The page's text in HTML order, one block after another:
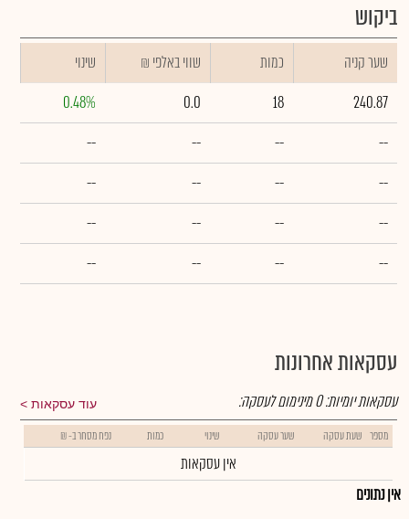
ביקוש
שער קניה כמות ₪ שווי באלפי
שינוי
240.87
18
0.0
0.48%
--
--
--
--
--
--
--
--
--
--
--
--
--
--
--
--
עסקאות אחרונות
עוד עסקאות עסקאות יומיות:0מינימום לעסקה:
מספר שעת עסקה שער עסקה שינוי כמות נפח מסחר ב- ₪
אין עסקאות
אין נתונים